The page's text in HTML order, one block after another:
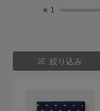
★ 1
絞り込み